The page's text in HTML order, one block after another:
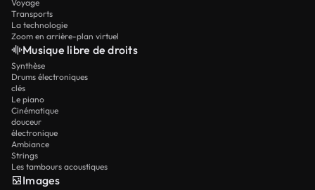
Voyage
Transports
La technologie
Zoom en arrière-plan virtuel
Musique libre de droits
Synthèse
Drums électroniques
clés
Le piano
Cinématique
douceur
électronique
Ambiance
Strings
Les tambours acoustiques
Images